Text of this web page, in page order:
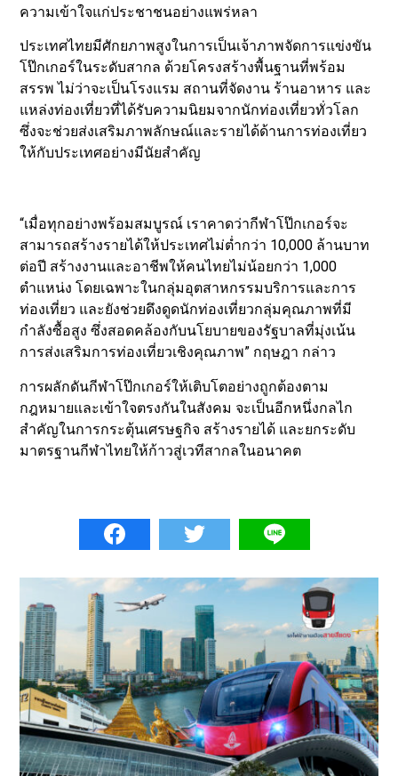
ความเข้าใจแก่ประชาชนอย่างแพร่หลา
ประเทศไทยมีศักยภาพสูงในการเป็นเจ้าภาพจัดการแข่งขัน
โป๊กเกอร์ในระดับสากล ด้วยโครงสร้างพื้นฐานที่พร้อม
สรรพ ไม่ว่าจะเป็นโรงแรม สถานที่จัดงาน ร้านอาหาร และ
แหล่งท่องเที่ยวที่ได้รับความนิยมจากนักท่องเที่ยวทั่วโลก
ซึ่งจะช่วยส่งเสริมภาพลักษณ์และรายได้ด้านการท่องเที่ยว
ให้กับประเทศอย่างมีนัยสำคัญ
“เมื่อทุกอย่างพร้อมสมบูรณ์ เราคาดว่ากีฬาโป๊กเกอร์จะ
สามารถสร้างรายได้ให้ประเทศไม่ต่ำกว่า 10,000 ล้านบาท
ต่อปี สร้างงานและอาชีพให้คนไทยไม่น้อยกว่า 1,000
ตำแหน่ง โดยเฉพาะในกลุ่มอุตสาหกรรมบริการและการ
ท่องเที่ยว และยังช่วยดึงดูดนักท่องเที่ยวกลุ่มคุณภาพที่มี
กำลังซื้อสูง ซึ่งสอดคล้องกับนโยบายของรัฐบาลที่มุ่งเน้น
การส่งเสริมการท่องเที่ยวเชิงคุณภาพ” กฤษฎา กล่าว
การผลักดันกีฬาโป๊กเกอร์ให้เติบโตอย่างถูกต้องตาม
กฎหมายและเข้าใจตรงกันในสังคม จะเป็นอีกหนึ่งกลไก
สำคัญในการกระตุ้นเศรษฐกิจ สร้างรายได้ และยกระดับ
มาตรฐานกีฬาไทยให้ก้าวสู่เวทีสากลในอนาคต